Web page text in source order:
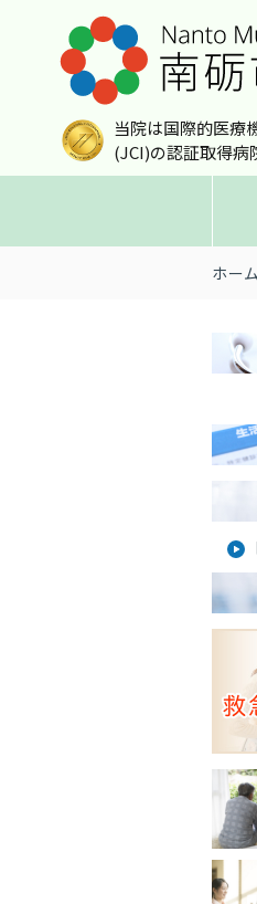
当院は国際的医療
(JCI)の認証取得病
ホーム